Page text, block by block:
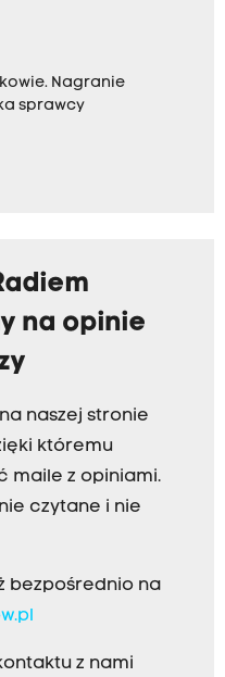
Nagranie
sprawcy
na opinie
naszej stronie
któremu
maile z opiniami.
czytane i nie
bezpośrednio na
z nami